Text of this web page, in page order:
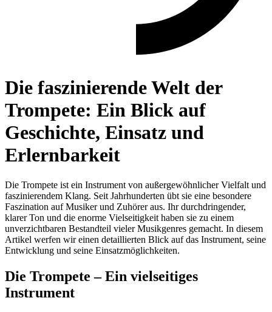
Die faszinierende Welt der
Trompete: Ein Blick auf
Geschichte, Einsatz und
Erlernbarkeit
Die Trompete ist ein Instrument von außergewöhnlicher Vielfalt und
faszinierendem Klang. Seit Jahrhunderten übt sie eine besondere
Faszination auf Musiker und Zuhörer aus. Ihr durchdringender,
klarer Ton und die enorme Vielseitigkeit haben sie zu einem
unverzichtbaren Bestandteil vieler Musikgenres gemacht. In diesem
Artikel werfen wir einen detaillierten Blick auf das Instrument, seine
Entwicklung und seine Einsatzmöglichkeiten.
Die Trompete – Ein vielseitiges
Instrument